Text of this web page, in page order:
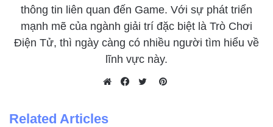
thông tin liên quan đến Game. Với sự phát triển
mạnh mẽ của ngành giải trí đặc biệt là Trò Chơi
Điện Tử, thì ngày càng có nhiều người tìm hiểu về
lĩnh vực này.
Pinterest
Related Articles